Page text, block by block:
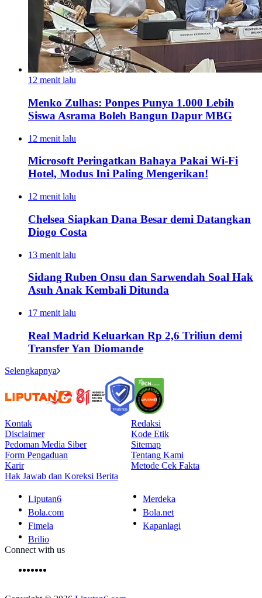
12 menit lalu
Menko Zulhas: Ponpes Punya 1.000 Lebih
Siswa Asrama Boleh Bangun Dapur MBG
12 menit lalu
Microsoft Peringatkan Bahaya Pakai Wi-Fi
Hotel, Modus Ini Paling Mengerikan!
12 menit lalu
Chelsea Siapkan Dana Besar demi Datangkan
Diogo Costa
13 menit lalu
Sidang Ruben Onsu dan Sarwendah Soal Hak
Asuh Anak Kembali Ditunda
17 menit lalu
Real Madrid Keluarkan Rp 2,6 Triliun demi
Transfer Yan Diomande
Selengkapnya
Kontak
Redaksi
Disclaimer
Kode Etik
Pedoman Media Siber
Sitemap
Form Pengaduan
Tentang Kami
Karir
Metode Cek Fakta
Hak Jawab dan Koreksi Berita
Liputan6
Merdeka
Bola.com
Bola.net
Fimela
Kapanlagi
Brilio
Connect with us